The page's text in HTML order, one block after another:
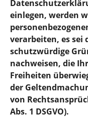
einlegen, werden
verarbeiten, es sei
schutzwürdige
nachweisen, die
Freiheiten
der
von
Abs. 1 DSGVO).